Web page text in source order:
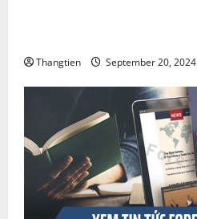
Thangtien September 20, 2024